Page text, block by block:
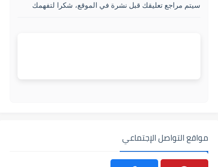
سيتم مراجع تعليقك قبل نشرة في الموقع، شكرا لتفهمك
مواقع التواصل الإجتماعي